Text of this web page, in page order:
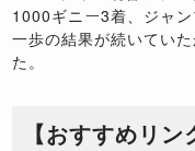
1000ギニー3着、ジャ
一歩の結果が続いてい
た。
【おすすめリン